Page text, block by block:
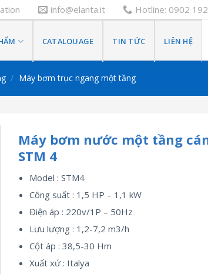
info@elanta.it Hotline: 0902
CATALOUAGE TIN TỨC LIÊN HỆ
/ Máy bơm trục ngang một tầng
Máy bơm nước một tầng
STM 4
Model : STM4
Công suất : 1,5 HP – 1,1 kW
Điện áp : 220v/1P – 50Hz
Lưu lượng : 1,2-7,2 m3/h
Cột áp : 38,5-30 Hm
Xuất xứ : Italya